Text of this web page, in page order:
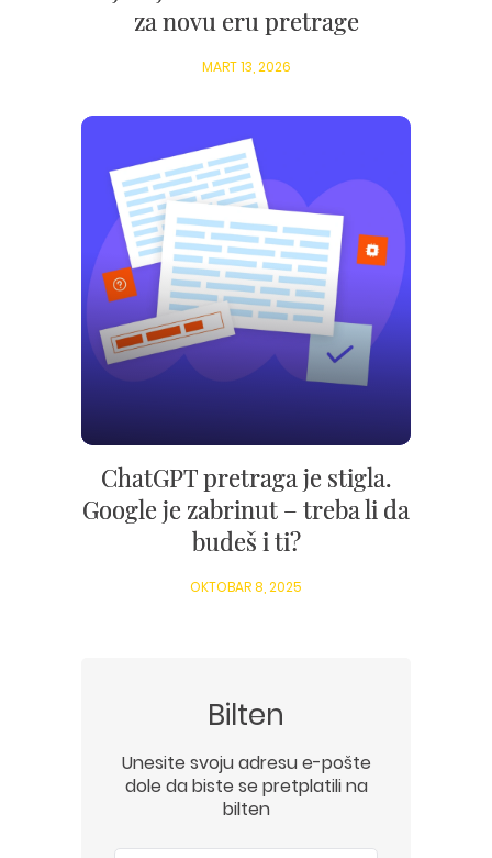
za novu eru pretrage
MART 13, 2026
ChatGPT pretraga je stigla.
Google je zabrinut – treba li da
budeš i ti?
OKTOBAR 8, 2025
Bilten
Unesite svoju adresu e-pošte
dole da biste se pretplatili na
bilten